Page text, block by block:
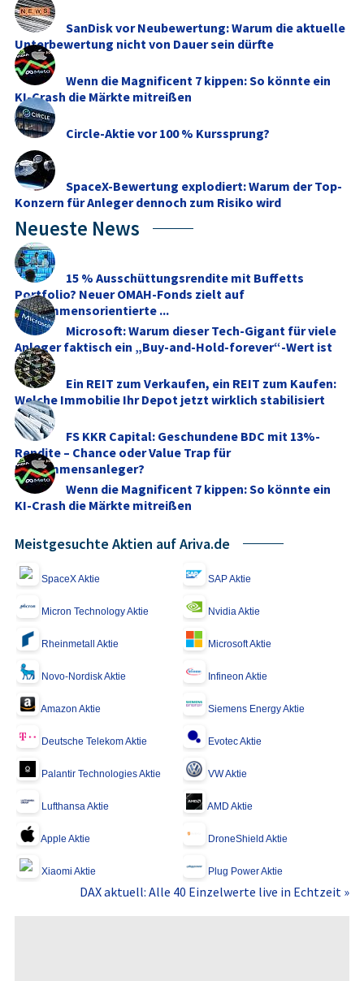
SanDisk vor Neubewertung: Warum die aktuelle
Unterbewertung nicht von Dauer sein dürfte
Wenn die Magnificent 7 kippen: So könnte ein
KI-Crash die Märkte mitreißen
Circle-Aktie vor 100 % Kurssprung?
SpaceX-Bewertung explodiert: Warum der Top-
Konzern für Anleger dennoch zum Risiko wird
Neueste News
15 % Ausschüttungsrendite mit Buffetts
Portfolio? Neuer OMAH-Fonds zielt auf
einkommensorientierte ...
Microsoft: Warum dieser Tech-Gigant für viele
Anleger faktisch ein „Buy-and-Hold-forever“-Wert ist
Ein REIT zum Verkaufen, ein REIT zum Kaufen:
Welche Immobilie Ihr Depot jetzt wirklich stabilisiert
FS KKR Capital: Geschundene BDC mit 13%-
Rendite – Chance oder Value Trap für
Einkommensanleger?
Wenn die Magnificent 7 kippen: So könnte ein
KI-Crash die Märkte mitreißen
Meistgesuchte Aktien auf Ariva.de
SpaceX Aktie SAP Aktie
Micron Technology Aktie Nvidia Aktie
Rheinmetall Aktie Microsoft Aktie
Novo-Nordisk Aktie Infineon Aktie
Amazon Aktie Siemens Energy Aktie
Deutsche Telekom Aktie Evotec Aktie
Palantir Technologies Aktie VW Aktie
Lufthansa Aktie AMD Aktie
Apple Aktie DroneShield Aktie
Xiaomi Aktie Plug Power Aktie
DAX aktuell: Alle 40 Einzelwerte live in Echtzeit »